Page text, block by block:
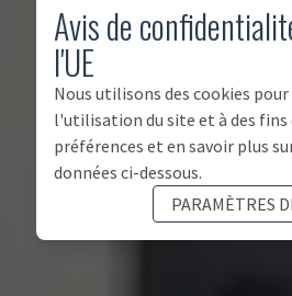
Avis de
l'UE
Nous utilisons des cookies
l'utilisation du site et à des fins
préférences et en savoir plus
données ci-dessous.
PARAMÈTRES